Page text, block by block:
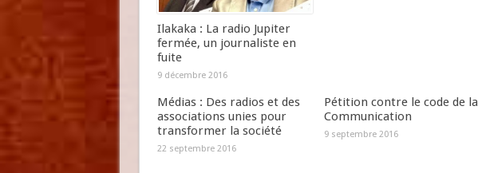
Ilakaka : La radio Jupiter
fermée, un journaliste en
fuite
9 décembre 2016
Médias : Des radios et des
associations unies pour
transformer la société
22 septembre 2016
Pétition contre le code de la
Communication
9 septembre 2016